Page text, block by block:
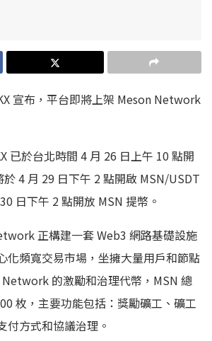
宣布，平台即將上架 Meson Network
已於台北時間 4 月 26 日上午 10 點開
4 月 29 日下午 2 點開啟 MSN/USDT
日下午 2 點開放 MSN 提幣。
正構建一套 Web3 網路基礎設施
化頻寬交易市場，坐擁大量用戶和節點
的激勵和治理代幣，MSN 總
枚，主要功能包括：獎勵礦工、礦工
付方式和協議治理。